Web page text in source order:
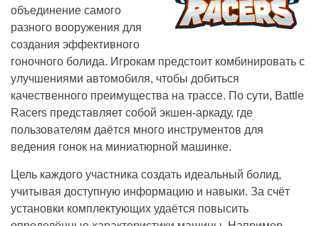
объединение самого
разного вооружения для
создания эффективного
гоночного болида. Игрокам предстоит комбинировать с
улучшениями автомобиля, чтобы добиться
качественного преимущества на трассе. По сути, Battle
Racers представляет собой экшен-аркаду, где
пользователям даётся много инструментов для
ведения гонок на миниатюрной машинке.
Цель каждого участника создать идеальный болид,
учитывая доступную информацию и навыки. За счёт
установки комплектующих удаётся повысить